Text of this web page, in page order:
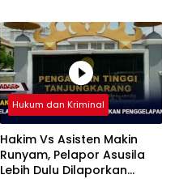
Hukum dan Kriminal
Hakim Vs Asisten Makin
Runyam, Pelapor Asusila
Lebih Dulu Dilaporkan